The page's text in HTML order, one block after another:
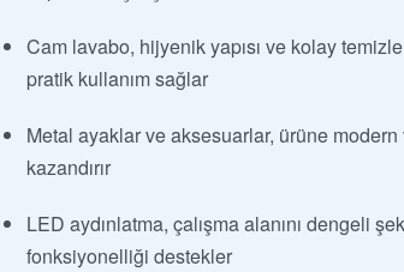
Cam lavabo, hijyenik yapısı ve kolay
pratik kullanım sağlar
Metal ayaklar ve aksesuarlar, ürüne modern
kazandırır
LED aydınlatma, çalışma alanını dengeli
fonksiyonelliği destekler